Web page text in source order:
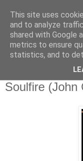
Soulfire (John
This site uses
and to analyze
shared with Google
metrics to ensure
statistics, and to